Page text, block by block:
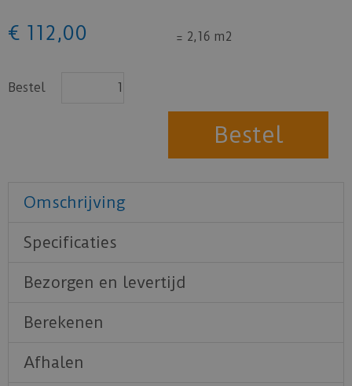
€ 112 ,00 = 2,16 m2
Bestel
Omschrijving
Specificaties
Bezorgen en levertijd
Berekenen
Afhalen